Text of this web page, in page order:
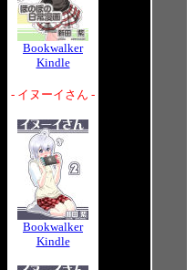
Bookwalker
Kindle
- イヌーイさん -
Bookwalker
Kindle